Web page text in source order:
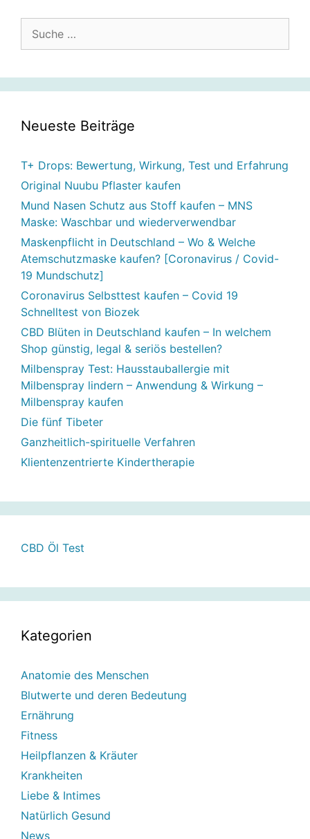
nach:
Neueste Beiträge
T+ Drops: Bewertung, Wirkung, Test und Erfahrung
Original Nuubu Pflaster kaufen
Mund Nasen Schutz aus Stoff kaufen – MNS
Maske: Waschbar und wiederverwendbar
Maskenpflicht in Deutschland – Wo & Welche
Atemschutzmaske kaufen? [Coronavirus / Covid-
19 Mundschutz]
Coronavirus Selbsttest kaufen – Covid 19
Schnelltest von Biozek
CBD Blüten in Deutschland kaufen – In welchem
Shop günstig, legal & seriös bestellen?
Milbenspray Test: Hausstauballergie mit
Milbenspray lindern – Anwendung & Wirkung –
Milbenspray kaufen
Die fünf Tibeter
Ganzheitlich-spirituelle Verfahren
Klientenzentrierte Kindertherapie
CBD Öl Test
Kategorien
Anatomie des Menschen
Blutwerte und deren Bedeutung
Ernährung
Fitness
Heilpflanzen & Kräuter
Krankheiten
Liebe & Intimes
Natürlich Gesund
News